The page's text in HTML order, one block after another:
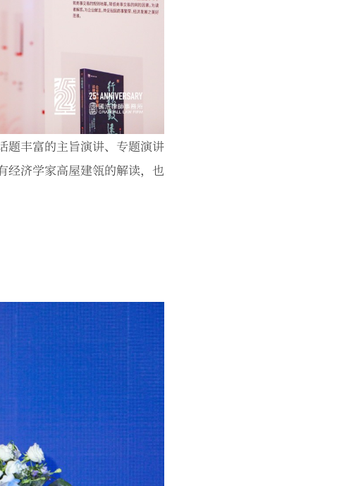
丰富的主旨演讲、专题演讲
经济学家高屋建瓴的解读，也